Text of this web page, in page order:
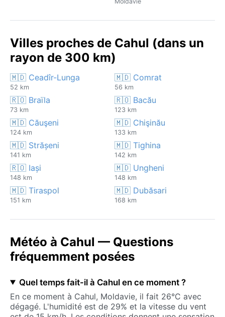
Villes proches de Cahul (dans un
rayon de 300 km)
🇲🇩 Ceadîr-Lunga
52 km
🇲🇩 Comrat
56 km
🇷🇴 Braïla
73 km
🇷🇴 Bacău
123 km
🇲🇩 Căuşeni
124 km
🇲🇩 Chişinău
133 km
🇲🇩 Strășeni
141 km
🇲🇩 Tighina
142 km
🇷🇴 Iași
148 km
🇲🇩 Ungheni
148 km
🇲🇩 Tiraspol
151 km
🇲🇩 Dubăsari
168 km
Météo à Cahul — Questions
fréquemment posées
Quel temps fait-il à Cahul en ce moment ?
En ce moment à Cahul, Moldavie, il fait 26°C avec
dégagé. L'humidité est de 29% et la vitesse du vent